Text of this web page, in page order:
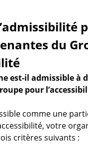
o
r
m
u
a
i
e
r
c
h
e
r
du
est-il admissible à
pour
comme une
votre
critères suivants :